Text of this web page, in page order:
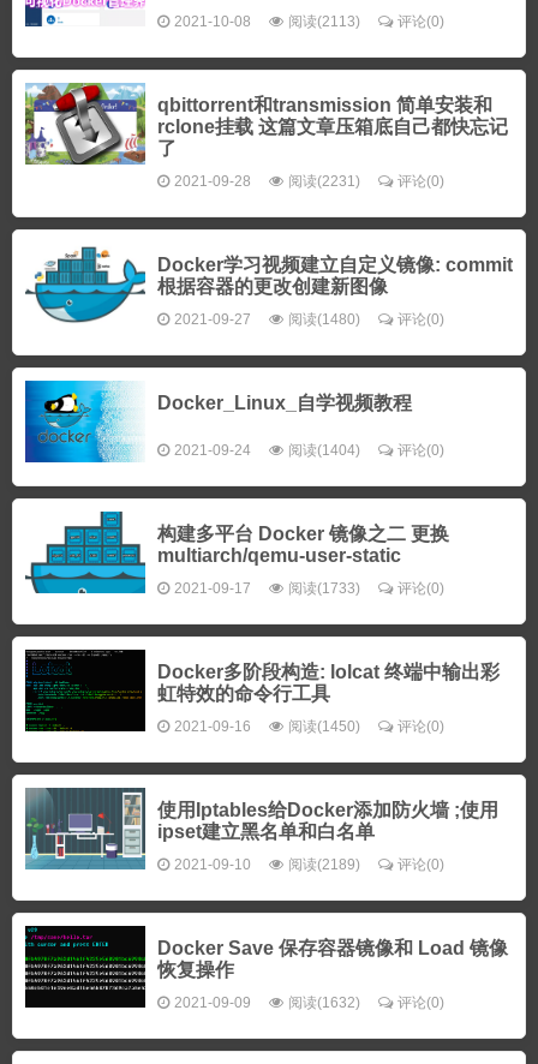
2021-10-08 阅读(2113) 评论(0)
qbittorrent和transmission 简单安装和
rclone挂载 这篇文章压箱底自己都快忘记
了
2021-09-28 阅读(2231) 评论(0)
Docker学习视频建立自定义镜像: commit
根据容器的更改创建新图像
2021-09-27 阅读(1480) 评论(0)
Docker_Linux_自学视频教程
2021-09-24 阅读(1404) 评论(0)
构建多平台 Docker 镜像之二 更换
multiarch/qemu-user-static
2021-09-17 阅读(1733) 评论(0)
Docker多阶段构造: lolcat 终端中输出彩
虹特效的命令行工具
2021-09-16 阅读(1450) 评论(0)
使用Iptables给Docker添加防火墙 ;使用
ipset建立黑名单和白名单
2021-09-10 阅读(2189) 评论(0)
Docker Save 保存容器镜像和 Load 镜像
恢复操作
2021-09-09 阅读(1632) 评论(0)